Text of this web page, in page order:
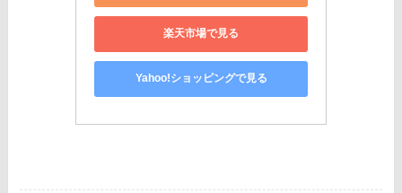
楽天市場で見る
Yahoo!ショッピングで見る